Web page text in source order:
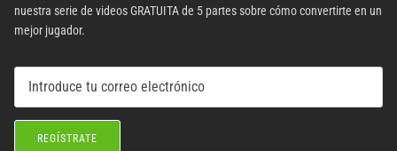
nuestra serie de videos GRATUITA de 5 partes sobre cómo convertirte en un
mejor jugador.
REGÍSTRATE